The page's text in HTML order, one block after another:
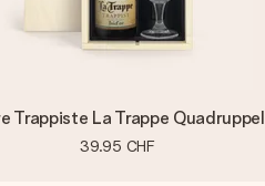
Trappiste La Trappe Quadruppel
39.95 CHF